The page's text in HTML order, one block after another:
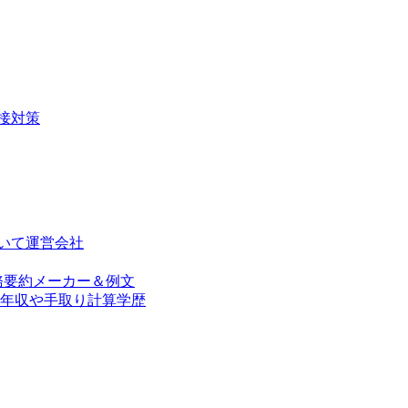
対策
て運営会社
要約メーカー＆例文
収や手取り計算学歴